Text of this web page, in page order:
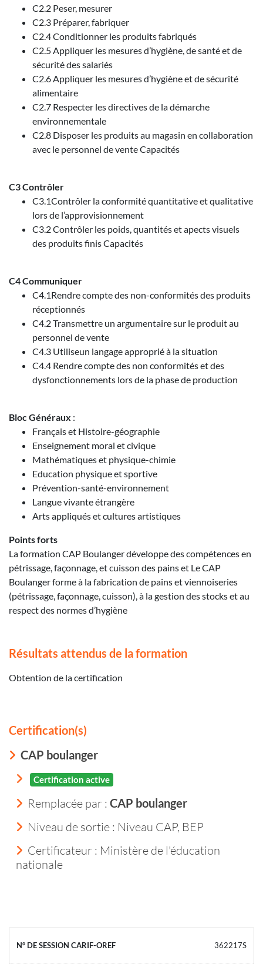
C2.2 Peser, mesurer
C2.3 Préparer, fabriquer
C2.4 Conditionner les produits fabriqués
C2.5 Appliquer les mesures d’hygiène, de santé et de
sécurité des salariés
C2.6 Appliquer les mesures d’hygiène et de sécurité
alimentaire
C2.7 Respecter les directives de la démarche
environnementale
C2.8 Disposer les produits au magasin en collaboration
avec le personnel de vente Capacités
C3 Contrôler
C3.1Contrôler la conformité quantitative et qualitative
lors de l’approvisionnement
C3.2 Contrôler les poids, quantités et apects visuels
des produits finis Capacités
C4 Communiquer
C4.1Rendre compte des non-conformités des produits
réceptionnés
C4.2 Transmettre un argumentaire sur le produit au
personnel de vente
C4.3 Utiliseun langage approprié à la situation
C4.4 Rendre compte des non conformités et des
dysfonctionnements lors de la phase de production
Bloc Généraux :
Français et Histoire-géographie
Enseignement moral et civique
Mathématiques et physique-chimie
Education physique et sportive
Prévention-santé-environnement
Langue vivante étrangère
Arts appliqués et cultures artistiques
Points forts
La formation CAP Boulanger développe des compétences en
pétrissage, façonnage, et cuisson des pains et Le CAP
Boulanger forme à la fabrication de pains et viennoiseries
(pétrissage, façonnage, cuisson), à la gestion des stocks et au
respect des normes d’hygiène
Résultats attendus de la formation
Obtention de la certification
Certification(s)
CAP boulanger
Certification active
Remplacée par : CAP boulanger
Niveau de sortie : Niveau CAP, BEP
Certificateur : Ministère de l'éducation
nationale
362217S